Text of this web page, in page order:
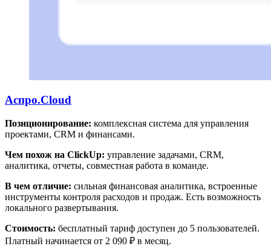
Аспро.Cloud
Позиционирование: комплексная система для управления
проектами, CRM и финансами.
Чем похож на ClickUp: управление задачами, CRM,
аналитика, отчеты, совместная работа в команде.
В чем отличие: сильная финансовая аналитика, встроенные
инструменты контроля расходов и продаж. Есть возможность
локального развертывания.
Стоимость: бесплатный тариф доступен до 5 пользователей.
Платный начинается от 2 090 ₽ в месяц.